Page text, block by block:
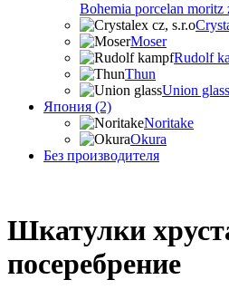
Bohemia porcelan moritz
Moser
Rudolf
Thun
Union glass
Япония (2)
Noritake
Okura
Без производителя
Шкатулки
посеребрение